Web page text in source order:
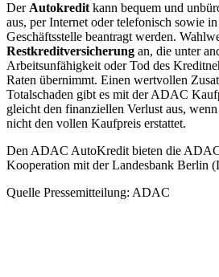
Der Autokredit kann bequem und
aus, per Internet oder telefonisch sowie
Geschäftsstelle beantragt werden.
Restkreditversicherung an, die unter
Arbeitsunfähigkeit oder Tod des
Raten übernimmt. Einen wertvollen
Totalschaden gibt es mit der ADAC
gleicht den finanziellen Verlust aus,
nicht den vollen Kaufpreis erstattet.
Den ADAC AutoKredit bieten die
Kooperation mit der Landesbank Berlin
Quelle Pressemitteilung: ADAC